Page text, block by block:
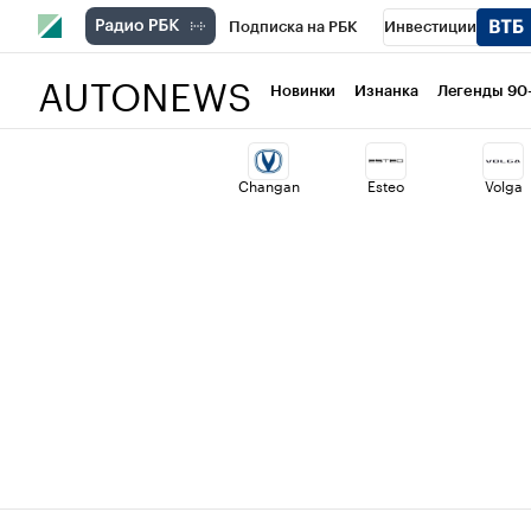
Подписка на РБК Инвестиции
Национальные проекты Город
Кредитные рейтинги Франшизы
AUTONEWS Новинки Изнанка Легенды
Changan Esteo Volga